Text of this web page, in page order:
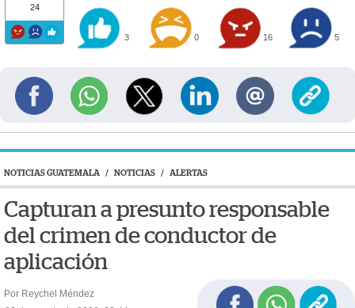
24
3 0 16 5
NOTICIAS GUATEMALA / NOTICIAS / ALERTAS
Capturan a presunto responsable
del crimen de conductor de
aplicación
Por Reychel Méndez